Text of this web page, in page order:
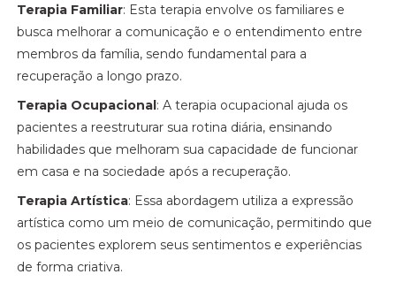
Terapia Familiar: Esta terapia envolve os familiares e
busca melhorar a comunicação e o entendimento entre
membros da família, sendo fundamental para a
recuperação a longo prazo.
Terapia Ocupacional: A terapia ocupacional ajuda os
pacientes a reestruturar sua rotina diária, ensinando
habilidades que melhoram sua capacidade de funcionar
em casa e na sociedade após a recuperação.
Terapia Artística: Essa abordagem utiliza a expressão
artística como um meio de comunicação, permitindo que
os pacientes explorem seus sentimentos e experiências
de forma criativa.